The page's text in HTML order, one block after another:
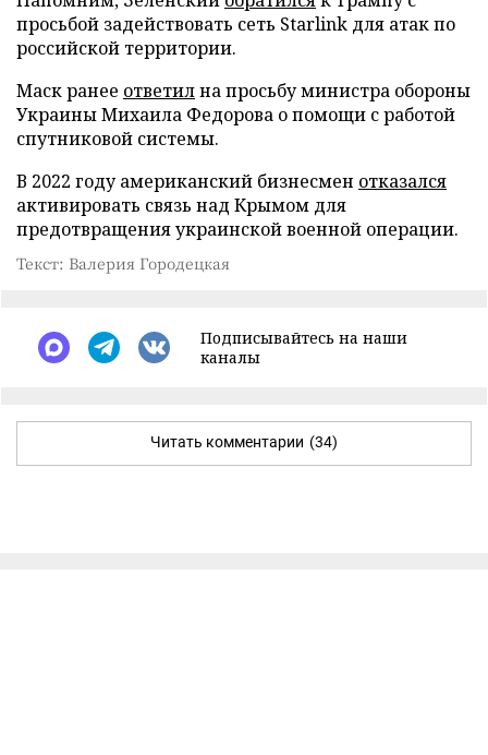
просьбой задействовать сеть Starlink для атак по
российской территории.
Маск ранее ответилна просьбу министра обороны
Украины Михаила Федорова о помощи с работой
спутниковой системы.
В 2022 году американский бизнесмен отказался
активировать связь над Крымом для
предотвращения украинской военной операции.
Текст: Валерия Городецкая
Подписывайтесь на наши
каналы
Читать комментарии (34)